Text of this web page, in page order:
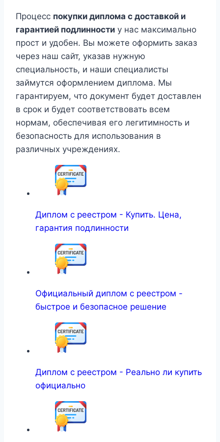
Процесс покупки диплома с доставкой и
гарантией подлинности у нас максимально
прост и удобен. Вы можете оформить заказ
через наш сайт, указав нужную
специальность, и наши специалисты
займутся оформлением диплома. Мы
гарантируем, что документ будет доставлен
в срок и будет соответствовать всем
нормам, обеспечивая его легитимность и
безопасность для использования в
различных учреждениях.
Диплом с реестром - Купить. Цена,
гарантия подлинности
Официальный диплом с реестром -
быстрое и безопасное решение
Диплом с реестром - Реально ли купить
официально